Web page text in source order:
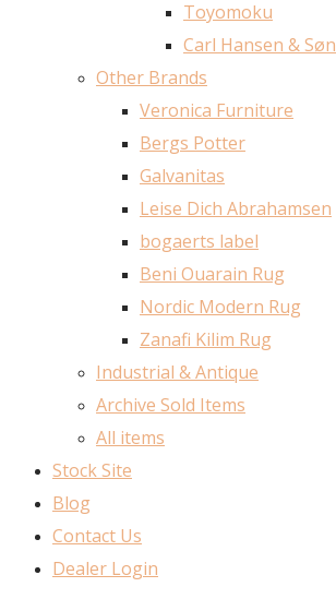
Toyomoku
Carl Hansen & Søn
Other Brands
Veronica Furniture
Bergs Potter
Galvanitas
Leise Dich Abrahamsen
bogaerts label
Beni Ouarain Rug
Nordic Modern Rug
Zanafi Kilim Rug
Industrial & Antique
Archive Sold Items
All items
Stock Site
Blog
Contact Us
Dealer Login